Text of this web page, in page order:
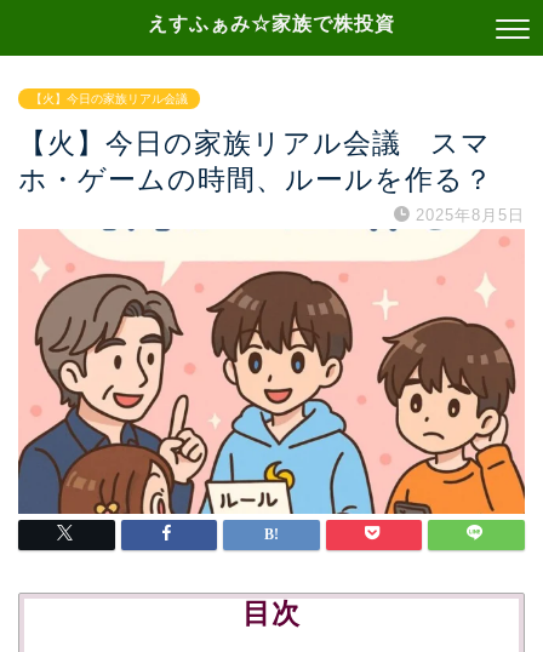
えすふぁみ☆家族で株投資
【火】今日の家族リアル会議
【火】今日の家族リアル会議 スマ
ホ・ゲームの時間、ルールを作る？
2025年8月5日
目次